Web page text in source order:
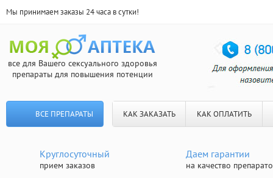
Мы принимаем заказы 24 часа в сутки!
все для Вашего сексуального здоровья
препараты для повышения потенции
ВСЕ ПРЕПАРАТЫ КАК ЗАКАЗАТЬ КАК ОПЛАТИТЬ
Круглосуточный
прием заказов
Даем гарантии
на качество